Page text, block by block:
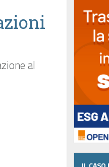
al